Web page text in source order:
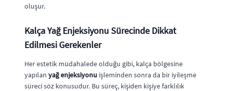
oluşur.
Kalça Yağ Enjeksiyonu Sürecinde Dikkat
Edilmesi Gerekenler
Her estetik müdahalede olduğu gibi, kalça bölgesine
yapılan yağ enjeksiyonu işleminden sonra da bir iyileşme
süreci söz konusudur. Bu süreç, kişiden kişiye farklılık